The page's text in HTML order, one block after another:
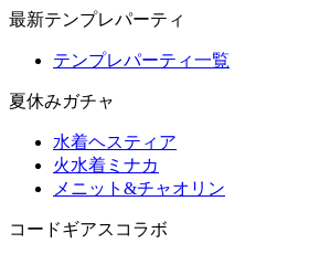
最新テンプレパーティ
テンプレパーティ一覧
夏休みガチャ
水着ヘスティア
火水着ミナカ
メニット&チャオリン
コードギアスコラボ